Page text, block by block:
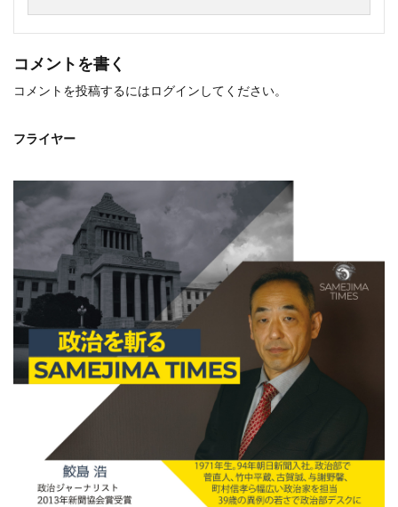
コメントを書く
コメントを投稿するにはログイン してください。
フライヤー